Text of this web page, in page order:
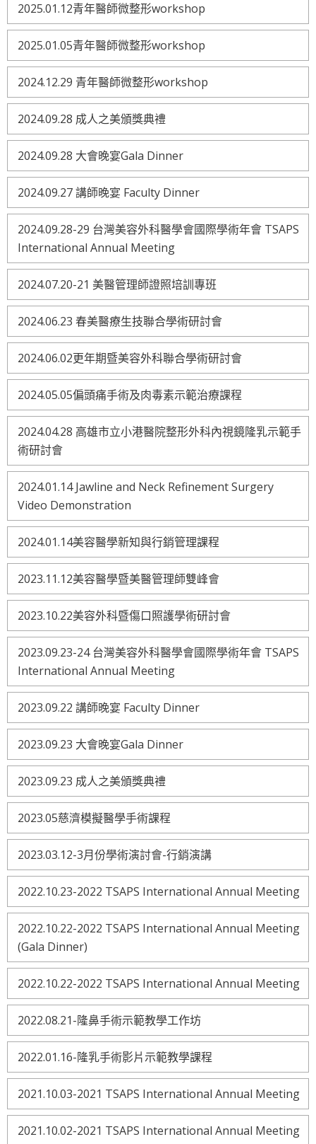
2025.01.12青年醫師微整形workshop
2025.01.05青年醫師微整形workshop
2024.12.29 青年醫師微整形workshop
2024.09.28 成人之美頒獎典禮
2024.09.28 大會晚宴Gala Dinner
2024.09.27 講師晚宴 Faculty Dinner
2024.09.28-29 台灣美容外科醫學會國際學術年會 TSAPS
International Annual Meeting
2024.07.20-21 美醫管理師證照培訓專班
2024.06.23 春美醫療生技聯合學術研討會
2024.06.02更年期暨美容外科聯合學術研討會
2024.05.05偏頭痛手術及肉毒素示範治療課程
2024.04.28 高雄市立小港醫院整形外科內視鏡隆乳示範手
術研討會
2024.01.14 Jawline and Neck Refinement Surgery
Video Demonstration
2024.01.14美容醫學新知與行銷管理課程
2023.11.12美容醫學暨美醫管理師雙峰會
2023.10.22美容外科暨傷口照護學術研討會
2023.09.23-24 台灣美容外科醫學會國際學術年會 TSAPS
International Annual Meeting
2023.09.22 講師晚宴 Faculty Dinner
2023.09.23 大會晚宴Gala Dinner
2023.09.23 成人之美頒獎典禮
2023.05慈濟模擬醫學手術課程
2023.03.12-3月份學術演討會-行銷演講
2022.10.23-2022 TSAPS International Annual Meeting
2022.10.22-2022 TSAPS International Annual Meeting
(Gala Dinner)
2022.10.22-2022 TSAPS International Annual Meeting
2022.08.21-隆鼻手術示範教學工作坊
2022.01.16-隆乳手術影片示範教學課程
2021.10.03-2021 TSAPS International Annual Meeting
2021.10.02-2021 TSAPS International Annual Meeting